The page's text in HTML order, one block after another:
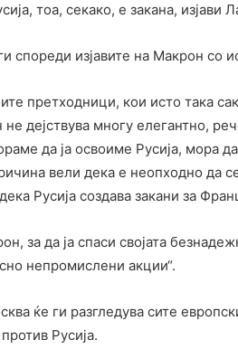
тоа, секако, е закана, изјави
спореди изјавите на Макрон со
претходници, кои исто така
дејствува многу елегантно,
да ја освоиме Русија, мора
вели дека е неопходно да
Русија создава закани за
за да ја спаси својата
непромислени акции“.
ќе ги разгледува сите
Русија.